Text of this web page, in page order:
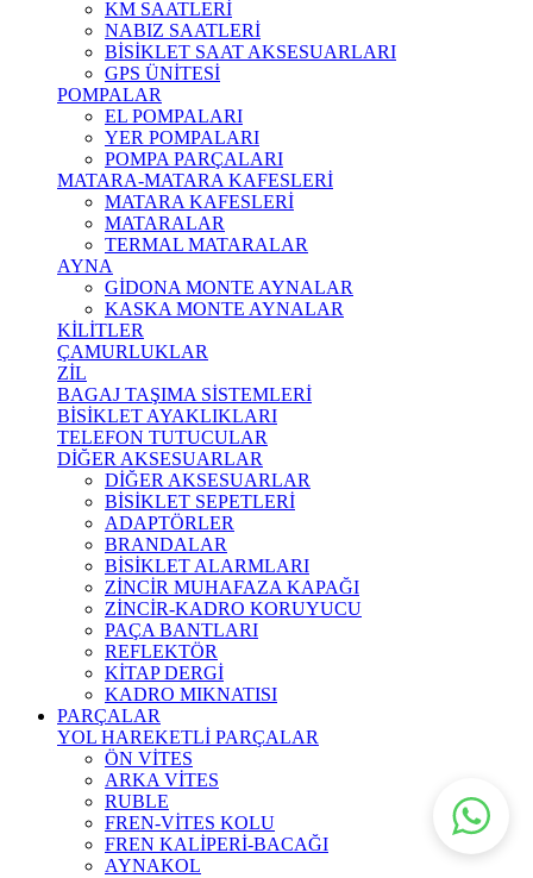
KM SAATLERİ
NABIZ SAATLERİ
BİSİKLET SAAT AKSESUARLARI
GPS ÜNİTESİ
POMPALAR
EL POMPALARI
YER POMPALARI
POMPA PARÇALARI
MATARA-MATARA KAFESLERİ
MATARA KAFESLERİ
MATARALAR
TERMAL MATARALAR
AYNA
GİDONA MONTE AYNALAR
KASKA MONTE AYNALAR
KİLİTLER
ÇAMURLUKLAR
ZİL
BAGAJ TAŞIMA SİSTEMLERİ
BİSİKLET AYAKLIKLARI
TELEFON TUTUCULAR
DİĞER AKSESUARLAR
DİĞER AKSESUARLAR
BİSİKLET SEPETLERİ
ADAPTÖRLER
BRANDALAR
BİSİKLET ALARMLARI
ZİNCİR MUHAFAZA KAPAĞI
ZİNCİR-KADRO KORUYUCU
PAÇA BANTLARI
REFLEKTÖR
KİTAP DERGİ
KADRO MIKNATISI
PARÇALAR
YOL HAREKETLİ PARÇALAR
ÖN VİTES
ARKA VİTES
RUBLE
FREN-VİTES KOLU
FREN KALİPERİ-BACAĞI
AYNAKOL